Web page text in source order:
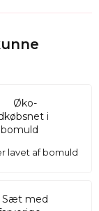
lavet af bomuld